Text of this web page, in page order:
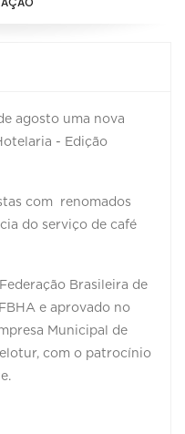
agosto uma nova
- Edição
com renomados
do serviço de café
Brasileira de
e aprovado no
Municipal de
com o patrocínio